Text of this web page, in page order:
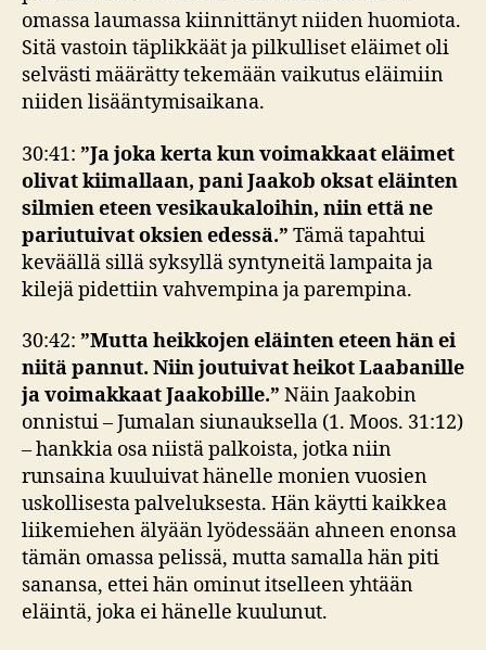
omassa laumassa kiinnittänyt niiden huomiota.
Sitä vastoin täplikkäät ja pilkulliset eläimet oli
selvästi määrätty tekemään vaikutus eläimiin
niiden lisääntymisaikana.
30:41: ”Ja joka kerta kun voimakkaat eläimet
olivat kiimallaan, pani Jaakob oksat eläinten
silmien eteen vesikaukaloihin, niin että ne
pariutuivat oksien edessä.” Tämä tapahtui
keväällä sillä syksyllä syntyneitä lampaita ja
kilejä pidettiin vahvempina ja parempina.
30:42: ”Mutta heikkojen eläinten eteen hän ei
niitä pannut. Niin joutuivat heikot Laabanille
ja voimakkaat Jaakobille.” Näin Jaakobin
onnistui – Jumalan siunauksella (1. Moos. 31:12)
– hankkia osa niistä palkoista, jotka niin
runsaina kuuluivat hänelle monien vuosien
uskollisesta palveluksesta. Hän käytti kaikkea
liikemiehen älyään lyödessään ahneen enonsa
tämän omassa pelissä, mutta samalla hän piti
sanansa, ettei hän ominut itselleen yhtään
eläintä, joka ei hänelle kuulunut.